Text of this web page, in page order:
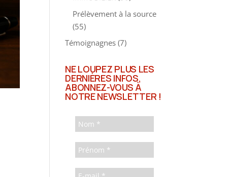
Prélèvement à la source
(55)
Témoignagnes (7)
NE LOUPEZ PLUS LES
DERNIÈRES INFOS,
ABONNEZ-VOUS À
NOTRE NEWSLETTER !